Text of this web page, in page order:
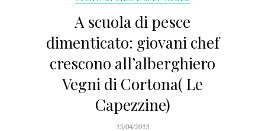
A scuola di pesce
dimenticato: giovani chef
crescono all’alberghiero
Vegni di Cortona( Le
Capezzine)
15/04/2013